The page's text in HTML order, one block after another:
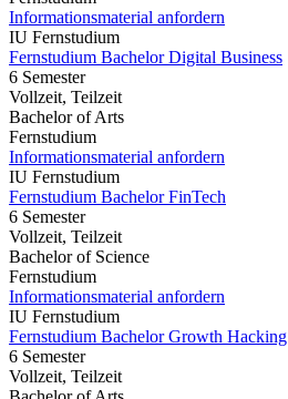
Informationsmaterial anfordern
IU Fernstudium
Fernstudium Bachelor Digital Business
6 Semester
Vollzeit, Teilzeit
Bachelor of Arts
Fernstudium
Informationsmaterial anfordern
IU Fernstudium
Fernstudium Bachelor FinTech
6 Semester
Vollzeit, Teilzeit
Bachelor of Science
Fernstudium
Informationsmaterial anfordern
IU Fernstudium
Fernstudium Bachelor Growth Hacking
6 Semester
Vollzeit, Teilzeit